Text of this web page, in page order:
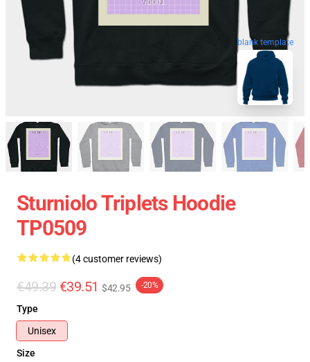
blank template
Sturniolo Triplets Hoodie
TP0509
(4 customer reviews)
€49.39 €39.51 $42.95 -20%
Type
Unisex
Size